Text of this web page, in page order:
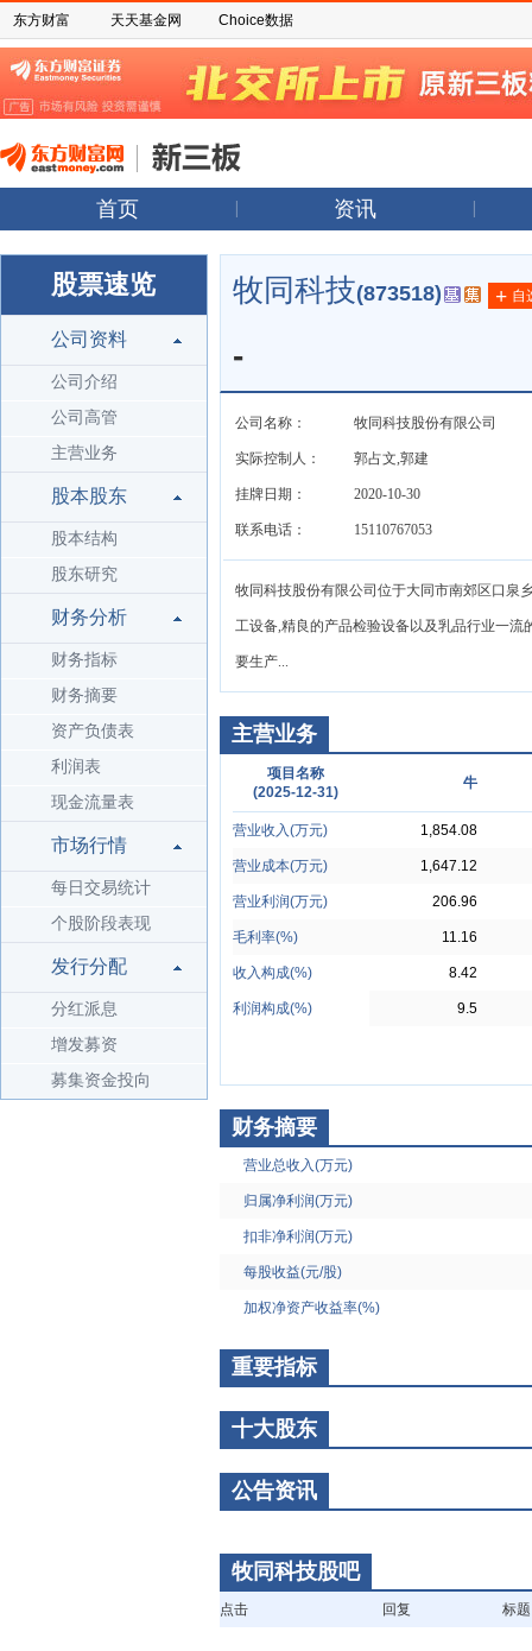
东方财富 天天基金网 Choice数据
首页 资讯
股票速览
公司资料
公司介绍
公司高管
主营业务
股本股东
股本结构
股东研究
财务分析
财务指标
财务摘要
资产负债表
利润表
现金流量表
市场行情
每日交易统计
个股阶段表现
发行分配
分红派息
增发募资
募集资金投向
牧同科技(873518) + 自
-
公司名称： 牧同科技股份有限公司
实际控制人： 郭占文,郭建
挂牌日期： 2020-10-30
联系电话： 15110767053
牧同科技股份有限公司位于大同市南郊区口泉
工设备,精良的产品检验设备以及乳品行业一
要生产...
主营业务
项目名称
(2025-12-31)
营业收入(万元)
营业成本(万元)
营业利润(万元)
毛利率(%)
收入构成(%)
利润构成(%)
牛
1,854.08
1,647.12
206.96
11.16
8.42
9.5
财务摘要
营业总收入(万元)
归属净利润(万元)
扣非净利润(万元)
每股收益(元/股)
加权净资产收益率(%)
重要指标
十大股东
公告资讯
牧同科技股吧
点击 回复 标题